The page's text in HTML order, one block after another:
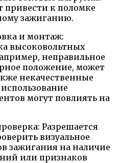
привести к поломке
зажиганию.
и монтаж:
высоковольтных
неправильное
положение, может
некачественные
могут повлиять на
Разрешается
визуальное
зажигания на наличие
или признаков